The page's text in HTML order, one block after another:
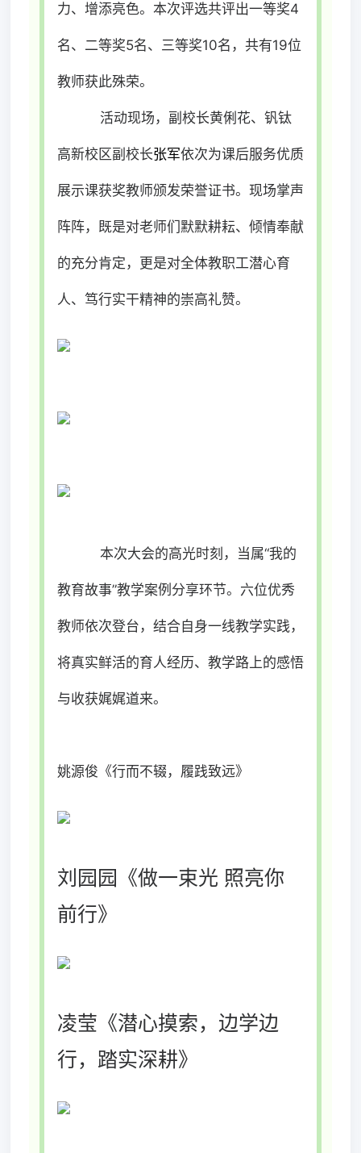
力、增添亮色。 本次评选共评出一等奖4
名、二等奖5名、三等奖10名，共有19位
教师获此殊荣。
活动现场，副校长黄俐花、钒钛
高新校区副校长张军依次为课后服务优质
展示课获奖教师颁发荣誉证书。现场掌声
阵阵，既是对老师们默默耕耘、倾情奉献
的充分肯定，更是对全体教职工潜心育
人、笃行实干精神的崇高礼赞。
本次大会的高光时刻，当属“我的
教育故事”教学案例分享环节。六位优秀
教师依次登台，结合自身一线教学实践，
将真实鲜活的育人经历、 教学路上的感悟
与收获娓娓道来。
姚源俊《行而不辍，履践致远》
刘园园《做一束光 照亮你
前行》
凌莹《潜心摸索，边学边
行，踏实深耕》